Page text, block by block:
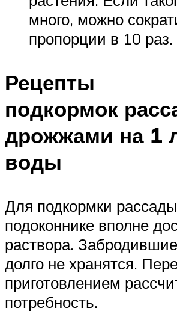
много, можно
пропорции в 10 раз.
Рецепты
подкормок
дрожжами на 1
воды
Для подкормки
подоконнике вполне
раствора.
долго не хранятся.
приготовлением
потребность.